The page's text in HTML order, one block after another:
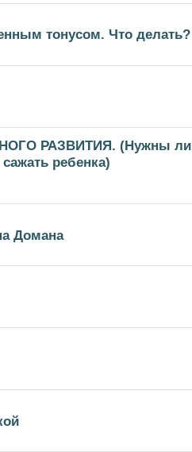
тонусом. Что делать?
РАЗВИТИЯ. (Нужны ли
ребенка)
Домана